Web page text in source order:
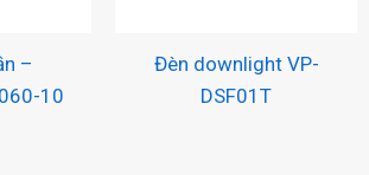
–
10
Đèn downlight VP-
DSF01T